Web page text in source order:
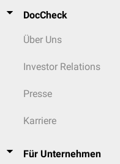
DocCheck
Über Uns
Investor Relations
Presse
Karriere
Für Unternehmen